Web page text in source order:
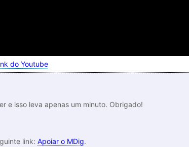
do Youtube
e isso leva apenas um minuto. Obrigado!
link: Apoiar o MDig.